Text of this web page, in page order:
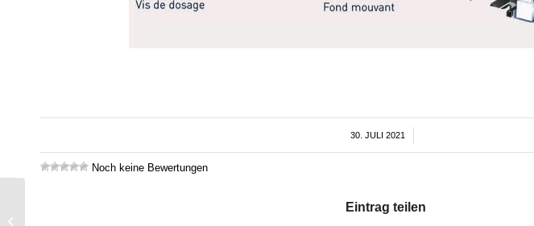
30. JULI 2021
Noch keine Bewertungen
Eintrag teilen